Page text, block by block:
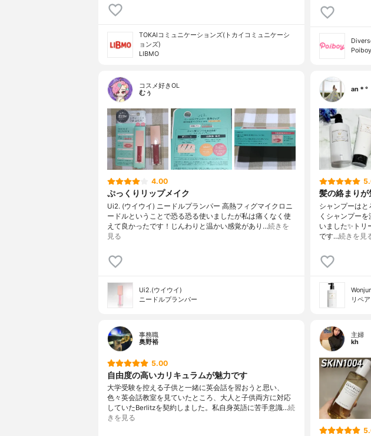
TOKAIコミュニケーションズ(トカイコミュニケーシ
ョンズ)
LIBMO
コスメ好きOL
むぅ
4.00
ぷっくりリップメイク
Ui2. (ウイウイ) ニードルプランパー 高熱フィグマイクロニ
ードルということで恐る恐る使いましたが私は痛くなく使
えて良かったです！じんわりと温かい感覚があり…続きを
見る
Ui2.(ウイウイ)
ニードルプランパー
an＊°
髪の絡まりが
シャンプーは
くシャンプー
いました✨トリ
です…続きを見
リペ
事務職
奥野裕
5.00
自由度の高いカリキュラムが魅力です
大学受験を控える子供と一緒に英会話を習おうと思い、
色々英会話教室を見ていたところ、大人と子供両方に対応
していたBerlitzを契約しました。私自身英語に苦手意識…続
きを見る
主婦
kh